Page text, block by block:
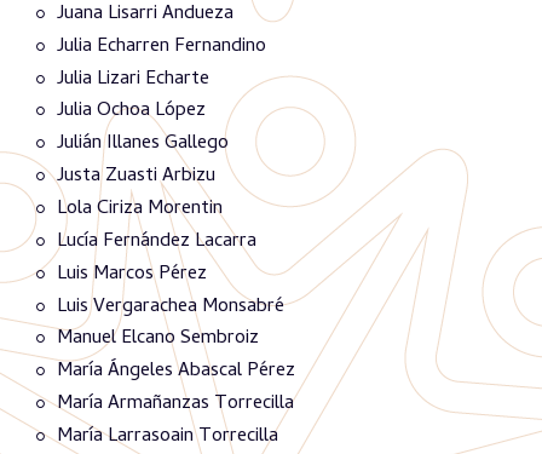
Juana Lisarri Andueza
Julia Echarren Fernandino
Julia Lizari Echarte
Julia Ochoa López
Julián Illanes Gallego
Justa Zuasti Arbizu
Lola Ciriza Morentin
Lucía Fernández Lacarra
Luis Marcos Pérez
Luis Vergarachea Monsabré
Manuel Elcano Sembroiz
María Ángeles Abascal Pérez
María Armañanzas Torrecilla
María Larrasoain Torrecilla